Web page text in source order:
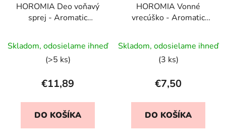
HOROMIA Deo voňavý
sprej - Aromatic
Skladom, odosielame ihneď
(>5 ks)
€11,89
DO KOŠÍKA
HOROMIA Vonné
vrecúško - Aromatic
hodnotenie
produktu
je
5,0
z
5
Skladom, odosielame ihneď
(3 ks)
€7,50
DO KOŠÍKA